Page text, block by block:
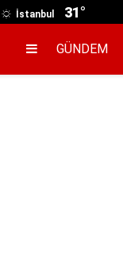
İstanbul 31°
GÜNDEM